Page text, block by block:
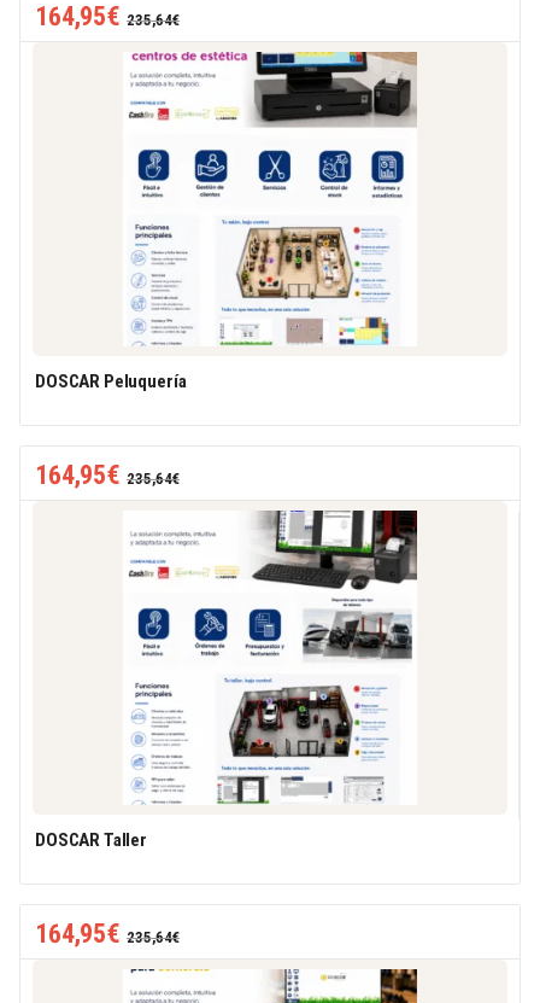
164,95€ 235,64€
DOSCAR Peluquería
164,95€ 235,64€
DOSCAR Taller
164,95€ 235,64€